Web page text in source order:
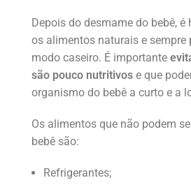
Depois do desmame do bebê, é
os alimentos naturais e sempre
modo caseiro. É importante
são pouco nutritivos e que
organismo do bebê a curto e a
Os alimentos que não podem
bebê são:
Refrigerantes;